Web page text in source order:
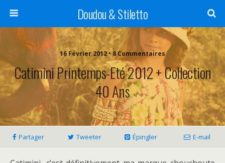
Doudou & Stiletto
16 Février 2012 • 8 Commentaires
Catimini Printemps-Eté 2012 + Collection
40 Ans
Partager Tweeter Épingler E-mail